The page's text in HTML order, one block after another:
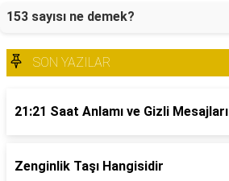
153 sayısı ne demek?
SON YAZILAR
21:21 Saat Anlamı ve Gizli Mesajları
Zenginlik Taşı Hangisidir